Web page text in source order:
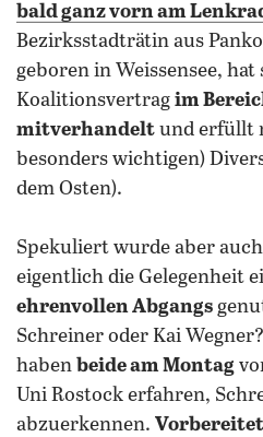
bald ganz vorn am
Bezirksstadträtin aus
geboren in Weissensee, hat
Koalitionsvertrag im
mitverhandelt und erfüllt
besonders wichtigen)
dem Osten).
Spekuliert wurde aber
eigentlich die Gelegenheit
ehrenvollen Abgangs
Schreiner oder Kai
haben beide am Montag
Uni Rostock erfahren,
abzuerkennen.